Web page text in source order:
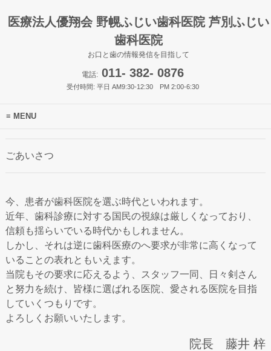
医療法人優翔会 野幌ふじい歯科医院 芦別ふじい
歯科医院
お口と歯の情報発信を目指して
電話:011- 382- 0876
受付時間: 平日 AM9:30-12:30 PM 2:00-6:30
MENU
ごあいさつ
今、患者が歯科医院を選ぶ時代といわれます。
近年、歯科診療に対する国民の視線は厳しくなっており、
信頼も揺らいでいる時代かもしれません。
しかし、それは逆に歯科医療のへ要求が非常に高くなって
いることの表れともいえます。
当院もその要求に応えるよう、スタッフ一同、日々剣さん
と努力を続け、皆様に選ばれる医院、愛される医院を目指
していくつもりです。
よろしくお願いいたします。
院長藤井 梓